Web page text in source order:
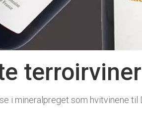
terroirviner
i mineralpreget som hvitvinene til